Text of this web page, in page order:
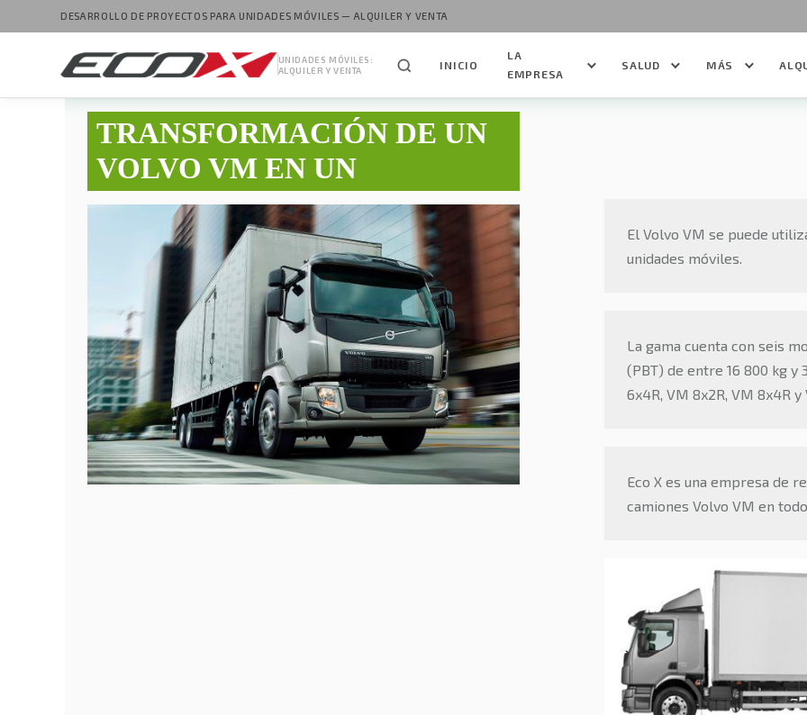
DESARROLLO DE PROYECTOS PARA UNIDADES MÓVILES — ALQUILER Y VENTA
UNIDADES MÓVILES:
ALQUILER Y VENTA
INICIO
LA
EMPRESA
SALUD MÁS
TRANSFORMACIÓN DE UN
VOLVO VM EN UN
El Volvo VM se puede
unidades móviles.
La gama cuenta con seis
(PBT) de entre 16 800 kg y
6x4R, VM 8x2R, VM 8x4R y
Eco X es una empresa de
camiones Volvo VM en